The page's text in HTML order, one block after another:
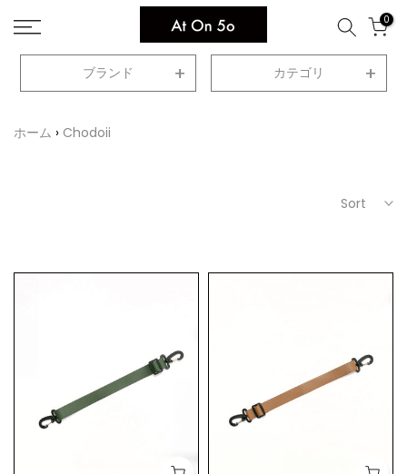
Skip
to
content
0
ブランド カテゴリ
ホーム Chodoii
Sort